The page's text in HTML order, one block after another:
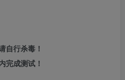
自行杀毒！
完成测试！